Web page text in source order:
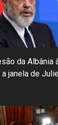
da Albânia
janela de